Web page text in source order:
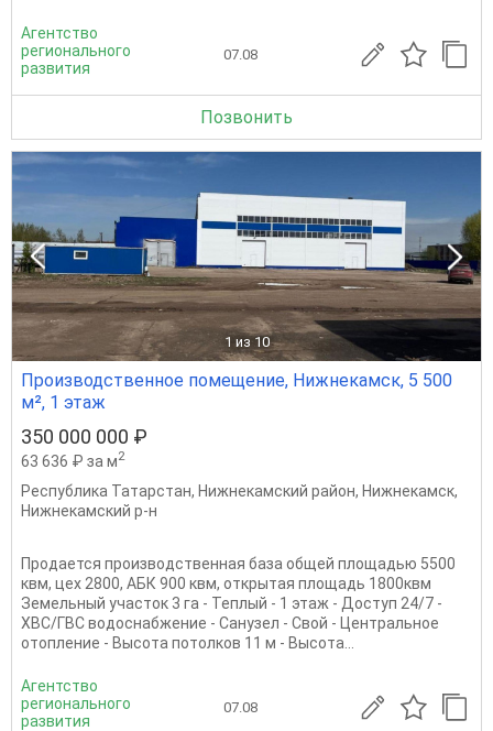
Агентство
регионального
развития
07.08
Позвонить
1 из 10
Производственное помещение, Нижнекамск, 5 500
м², 1 этаж
350 000 000 ₽
63 636 ₽ за м2
Республика Татарстан, Нижнекамский район, Нижнекамск,
Нижнекамский р-н
Продается производственная база общей площадью 5500
квм, цех 2800, АБК 900 квм, открытая площадь 1800квм
Земельный участок 3 га - Теплый - 1 этаж - Доступ 24/7 -
ХВС/ГВС водоснабжение - Санузел - Свой - Центральное
отопление - Высота потолков 11 м - Высота...
Агентство
регионального
развития
07.08